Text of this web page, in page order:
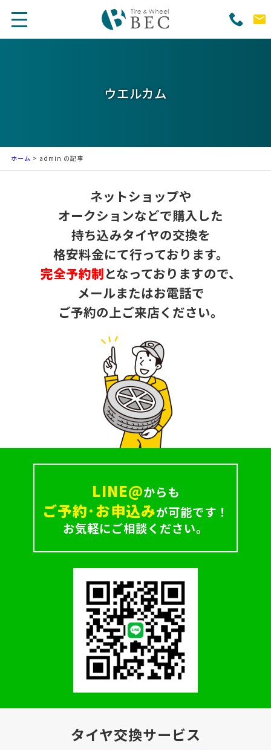
ウエルカム
ホーム > admin の記事
ネットショップや
オークションなどで購入した
持ち込みタイヤの交換を
格安料金にて行っております。
完全予約制となっておりますので、
メールまたはお電話で
ご予約の上ご来店ください。
LINE@からも
ご予約･お申込みが可能です！
お気軽にご相談ください。
タイヤ交換サービス